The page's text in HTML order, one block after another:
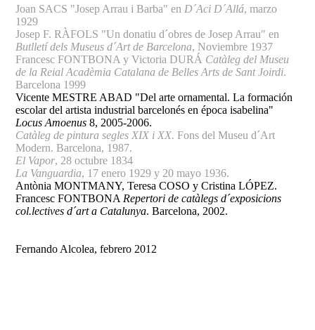
Joan SACS "Josep Arrau i Barba" en D´Aci D´Allá, marzo
1929
Josep F. RÀFOLS "Un donatiu d´obres de Josep Arrau" en
Butlletí dels Museus d´Art de Barcelona, Noviembre 1937
Francesc FONTBONA y Victoria DURÁ Catàleg del Museu
de la Reial Acadèmia Catalana de Belles Arts de Sant Joirdi.
Barcelona 1999
Vicente MESTRE ABAD "Del arte ornamental. La formación
escolar del artista industrial barcelonés en época isabelina"
Locus Amoenus 8, 2005-2006.
Catàleg de pintura segles XIX i XX. Fons del Museu d´Art
Modern. Barcelona, 1987.
El Vapor, 28 octubre 1834
La Vanguardia, 17 enero 1929 y 20 mayo 1936.
Antònia MONTMANY, Teresa COSO y Cristina LÓPEZ.
Francesc FONTBONA Repertori de catàlegs d´exposicions
col.lectives d´art a Catalunya. Barcelona, 2002.
Fernando Alcolea, febrero 2012